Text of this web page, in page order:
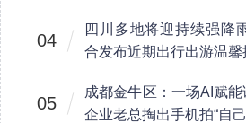
04
四川多地将迎持续强降
合发布近期出行出游温馨
05
成都金牛区：一场AI赋
企业老总掏出手机拍“自